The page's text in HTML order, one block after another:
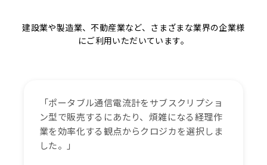
建設業や製造業、不動産業など、さまざまな業界の企業様
にご利用いただいています。
「ポータブル通信電流計をサブスクリプショ
ン型で販売するにあたり、煩雑になる経理作
業を効率化する観点からクロジカを選択しま
した。」